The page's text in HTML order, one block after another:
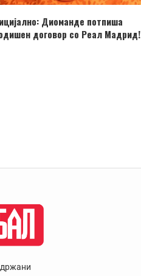
Диоманде потпиша
договор со Реал Мадрид!